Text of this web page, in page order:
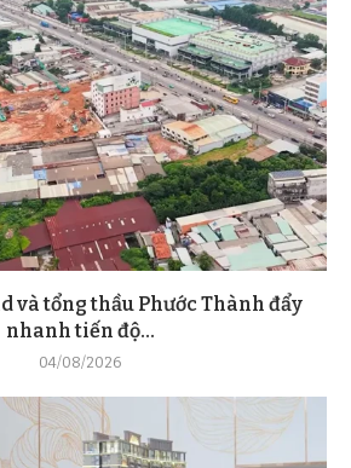
và tổng thầu Phước Thành đẩy
nhanh tiến độ...
04/08/2026